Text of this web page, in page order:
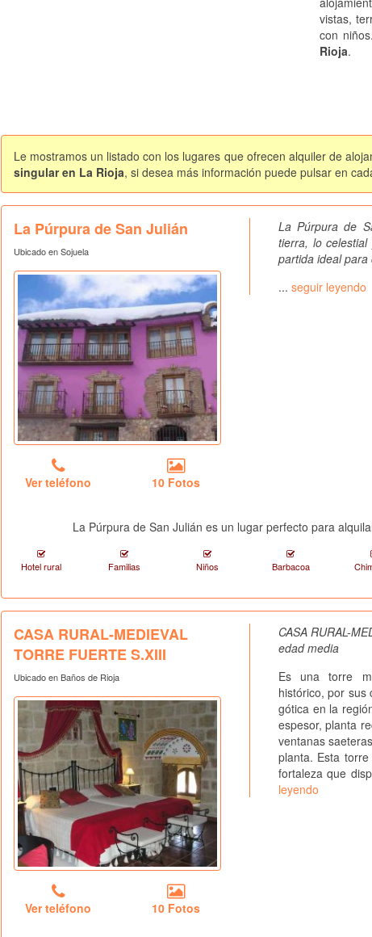
vistas,
con
Rioja.
Le mostramos un listado con los lugares que ofrecen alquiler de
singular en La Rioja, si desea más información puede pulsar en
La Púrpura de San Julián
Ubicado en Sojuela
Ver teléfono 10 Fotos
La Púrpura de
tierra, lo
partida ideal para
... seguir leyendo
La Púrpura de San Julián es un lugar perfecto para
Hotel rural Familias Niños Barbacoa
CASA RURAL-MEDIEVAL
TORRE FUERTE S.XIII
Ubicado en Baños de Rioja
Ver teléfono 10 Fotos
CASA RURAL-
edad media
Es una torre
histórico, por sus
gótica en la
espesor, planta
ventanas
planta. Esta
fortaleza que
leyendo